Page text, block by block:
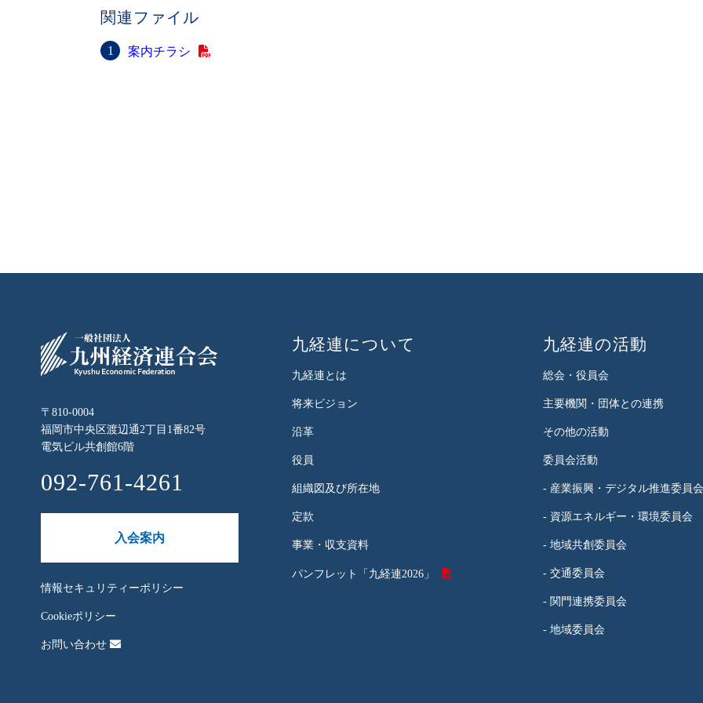
関連ファイル
案内チラシ
〒810-0004
福岡市中央区渡辺通2丁目1番82号
電気ビル共創館6階
092-761-4261
入会案内
情報セキュリティーポリシー
Cookieポリシー
お問い合わせ
九経連について
九経連とは
将来ビジョン
沿革
役員
組織図及び所在地
定款
事業・収支資料
パンフレット「九経連2026」
九経連の活動
総会・役員会
主要機関・団体との連携
その他の活動
委員会活動
- 産業振興・デジタル推進委員会
- 資源エネルギー・環境委員会
- 地域共創委員会
- 交通委員会
- 関門連携委員会
- 地域委員会